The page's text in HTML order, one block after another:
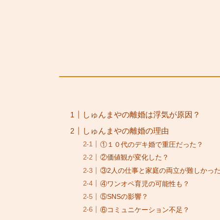
しゅんまやの離婚は浮気が原因？
しゅんまやの離婚の理由
①１０代のデキ婚で重圧だった？
②価値観が変化した？
③2人の仕事と家庭の両立が難しかっ
④ワンオペ育児の可能性も？
⑤SNSの影響？
⑥コミュニケーション不足？